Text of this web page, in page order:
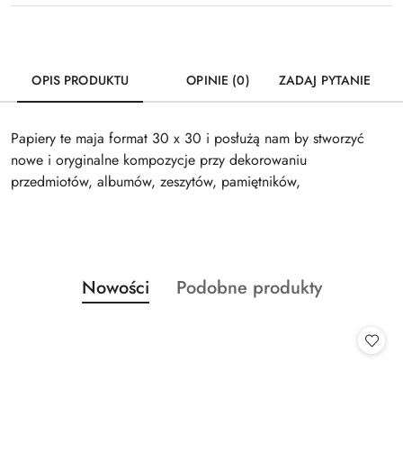
OPIS PRODUKTU OPINIE (0) ZADAJ PYTANIE
Papiery te maja format 30 x 30 i posłużą nam by stworzyć
nowe i oryginalne kompozycje przy dekorowaniu
przedmiotów, albumów, zeszytów, pamiętników,
Pomiń karuzelę produktów
Produkty
o
Nowości
Produkty
Podobne produkty